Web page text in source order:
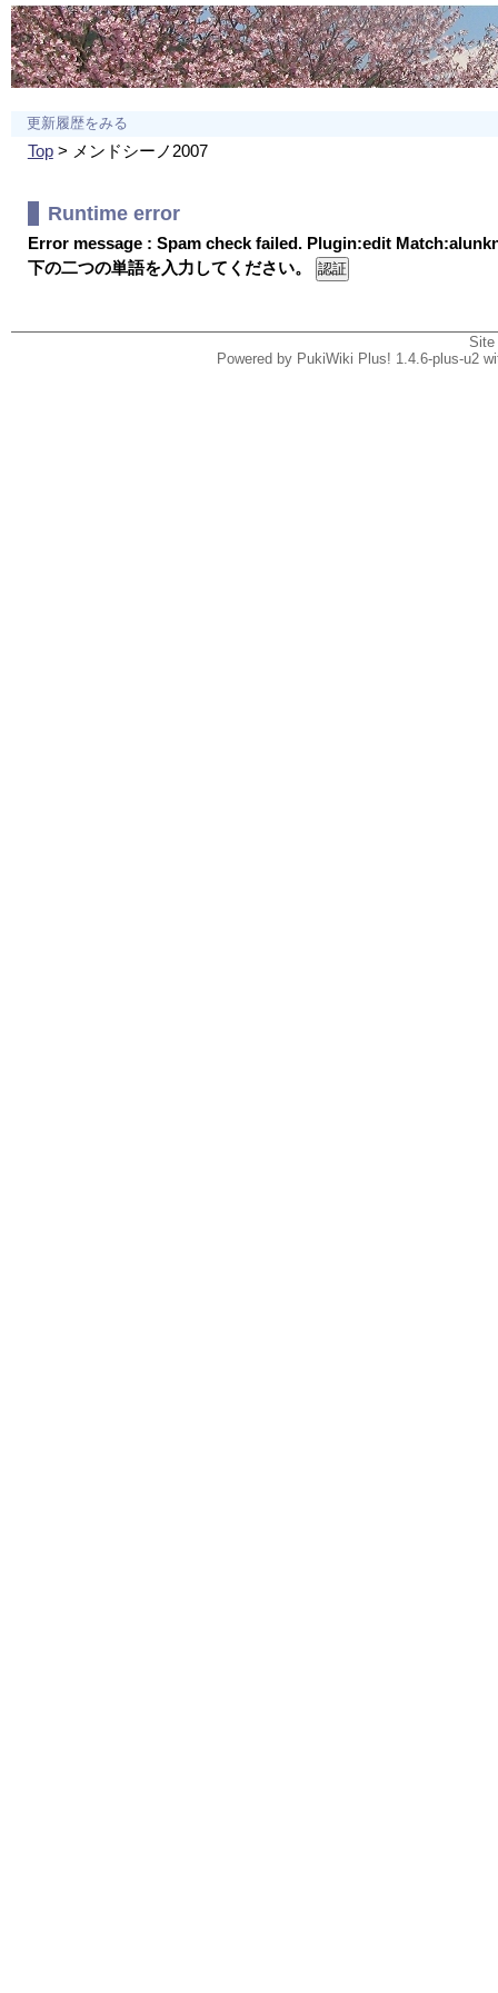
更新履歴をみる
Top> メンドシーノ2007
Runtime error
Error message : Spam check failed. Plugin:edit
下の二つの単語を入力してください。
Powered by PukiWiki Plus! 1.4.6-plus-u2